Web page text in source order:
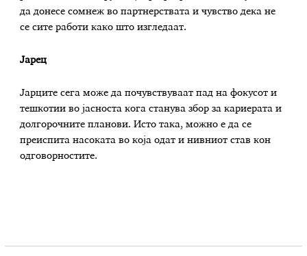
да донесе сомнеж во партнерствата и чувство дека не
се сите работи како што изгледаат.
Јарец
Јарците сега може да почувствуваат пад на фокусот и
тешкотии во јасноста кога станува збор за кариерата и
долгорочните планови. Исто така, можно е да се
преиспита насоката во која одат и нивниот став кон
одговорностите.